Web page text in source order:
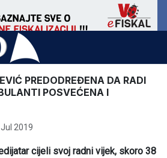
PREDODREĐENA DA RADI
POSVEĆENA I
2019
cijeli svoj radni vijek, skoro 38